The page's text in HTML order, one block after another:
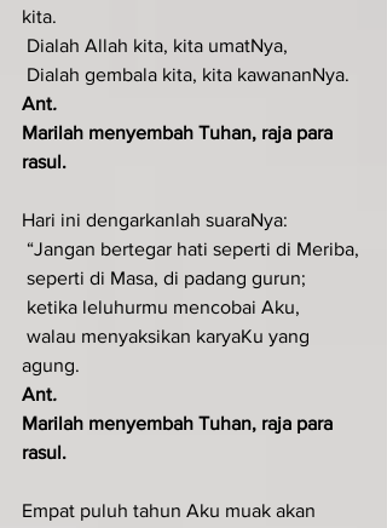
kita.
Dialah Allah kita, kita umatNya,
Dialah gembala kita, kita kawananNya.
Ant.
Marilah menyembah Tuhan, raja para
rasul.
Hari ini dengarkanlah suaraNya:
“Jangan bertegar hati seperti di Meriba,
seperti di Masa, di padang gurun;
ketika leluhurmu mencobai Aku,
agung.
Ant.
Marilah menyembah Tuhan, raja para
rasul.
Empat puluh tahun Aku muak akan